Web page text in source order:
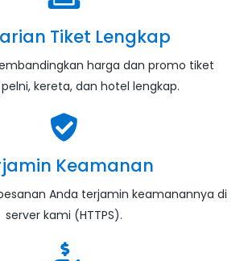
Tiket Lengkap
harga dan promo tiket
kereta, dan hotel lengkap.
Keamanan
Anda terjamin keamanannya di
server kami (HTTPS).